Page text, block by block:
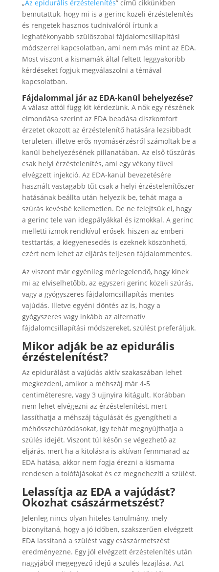
„Az epidurális érzéstelenítés” című cikkünkben
bemutattuk, hogy mi is a gerinc közeli érzéstelenítés
és rengetek hasznos tudnivalóról írtunk a
leghatékonyabb szülőszobai fájdalomcsillapítási
módszerrel kapcsolatban, ami nem más mint az EDA.
Most viszont a kismamák által feltett leggyakoribb
kérdéseket fogjuk megválaszolni a témával
kapcsolatban.
Fájdalommal jár az EDA-kanül behelyezése?
A válasz attól függ kit kérdezünk. A nők egy részének
elmondása szerint az EDA beadása diszkomfort
érzetet okozott az érzéstelenítő hatására lezsibbadt
területen, illetve erős nyomásérzésről számoltak be a
kanül behelyezésének pillanatában. Az első tűszúrás
csak helyi érzéstelenítés, ami egy vékony tűvel
elvégzett injekció. Az EDA-kanül bevezetésére
használt vastagabb tűt csak a helyi érzéstelenítőszer
hatásának beállta után helyezik be, tehát maga a
szúrás kevésbé kellemetlen. De ne felejtsük el, hogy
a gerinc tele van idegpályákkal és izmokkal. A gerinc
melletti izmok rendkívül erősek, hiszen az emberi
testtartás, a kiegyenesedés is ezeknek köszönhető,
ezért nem lehet az eljárás teljesen fájdalommentes.
Az viszont már egyénileg mérlegelendő, hogy kinek
mi az elviselhetőbb, az egyszeri gerinc közeli szúrás,
vagy a gyógyszeres fájdalomcsillapítás mentes
vajúdás. Illetve egyéni döntés az is, hogy a
gyógyszeres vagy inkább az alternatív
fájdalomcsillapítási módszereket, szülést preferáljuk.
Mikor adják be az epidurális
érzéstelenítést?
Az epidurálást a vajúdás aktív szakaszában lehet
megkezdeni, amikor a méhszáj már 4-5
centiméteresre, vagy 3 ujjnyira kitágult. Korábban
nem lehet elvégezni az érzéstelenítést, mert
lassíthatja a méhszáj tágulását és gyengítheti a
méhösszehúzódásokat, így tehát megnyújthatja a
szülés idejét. Viszont túl későn se végezhető az
eljárás, mert ha a kitolásra is aktívan fennmarad az
EDA hatása, akkor nem fogja érezni a kismama
rendesen a tolófájásokat és ez megnehezíti a szülést.
Lelassítja az EDA a vajúdást?
Okozhat császármetszést?
Jelenleg nincs olyan hiteles tanulmány, mely
bizonyítaná, hogy a jó időben, szakszerűen elvégzett
EDA lassítaná a szülést vagy császármetszést
eredményezne. Egy jól elvégzett érzéstelenítés után
nagyjából megegyező idejű a szülés lezajlása. Azt